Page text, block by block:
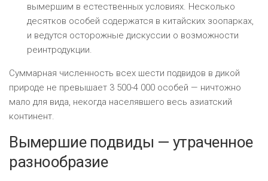
вымершим в естественных условиях. Несколько
десятков особей содержатся в китайских зоопарках,
и ведутся осторожные дискуссии о возможности
реинтродукции.
Суммарная численность всех шести подвидов в дикой
природе не превышает 3 500-4 000 особей — ничтожно
мало для вида, некогда населявшего весь азиатский
континент.
Вымершие подвиды — утраченное
разнообразие